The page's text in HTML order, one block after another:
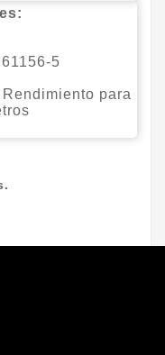
61156-5
para